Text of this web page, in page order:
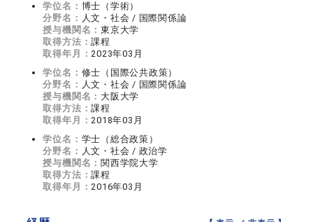
学位名： 博士（学術）
分野名： 人文・社会 / 国際関係論
授与機関名：東京大学
取得方法：課程
取得年月：2023年03月
学位名： 修士（国際公共政策）
分野名： 人文・社会 / 国際関係論
授与機関名： 大阪大学
取得方法：課程
取得年月：2018年03月
学位名： 学士（総合政策）
分野名： 人文・社会 / 政治学
授与機関名： 関西学院大学
取得方法：課程
取得年月：2016年03月